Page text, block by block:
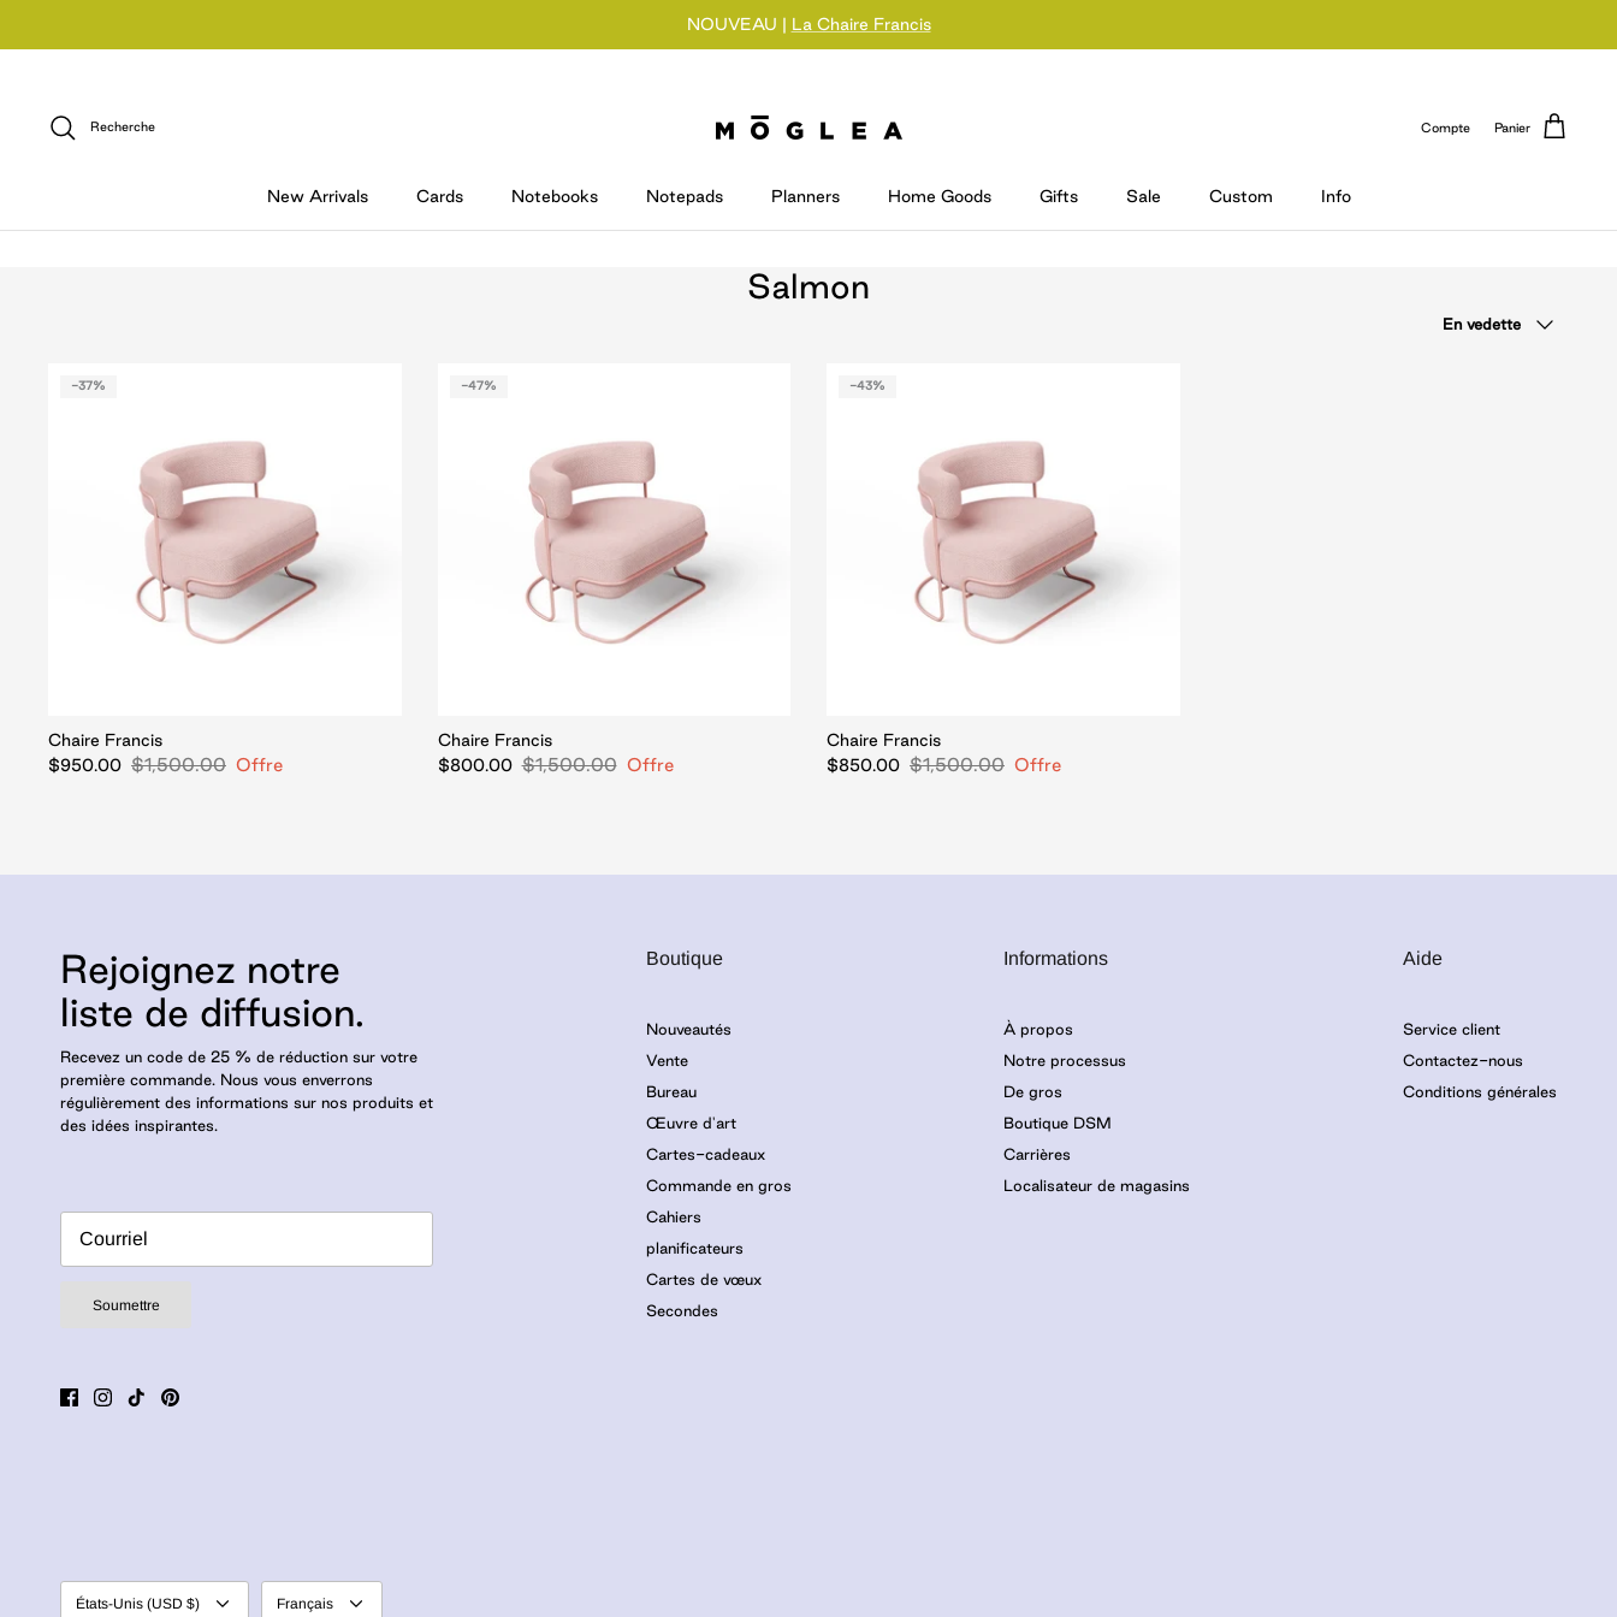
NOUVEAU | La Chaire Francis
Recherche Compte Panier
New Arrivals Cards Notebooks Notepads Planners Home Goods Gifts Sale Custom Info
Salmon
par
En vedette
-37%
Chaire Francis
$950.00 $1,500.00 Offre
-47%
Chaire Francis
$800.00 $1,500.00 Offre
-43%
Chaire Francis
$850.00 $1,500.00 Offre
Rejoignez notre
liste de diffusion.
Recevez un code de 25 % de réduction sur votre
première commande. Nous vous enverrons
régulièrement des informations sur nos produits et
des idées inspirantes.
Soumettre
Boutique
Nouveautés
Vente
Bureau
Œuvre d'art
Cartes-cadeaux
Commande en gros
Cahiers
planificateurs
Cartes de vœux
Secondes
Informations
À propos
Notre processus
De gros
Boutique DSM
Carrières
Localisateur de magasins
Aide
Service client
Contactez-nous
Conditions générales
Devise
États-Unis (USD $)
Langue
Français